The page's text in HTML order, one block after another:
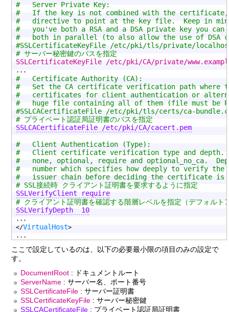
#   Server Private Key:
#   If the key is not combined with the
#   directive to point at the key file.  Keep in
#   you've both a RSA and a DSA private key you can
#   both in parallel (to also allow the use of DSA
#SSLCertificateKeyFile /etc/pki/tls/private/
# サーバー秘密鍵のパスを指定
SSLCertificateKeyFile /etc/pki/CA/private/
#   Certificate Authority (CA):
#   Set the CA certificate verification path where
#   certificates for client authentication or
#   huge file containing all of them (file must be
#SSLCACertificateFile /etc/pki/tls/certs/ca-
# プライベート認証局証明書のパスを指定
SSLCACertificateFile /etc/pki/CA/cacert.pem
#   Client Authentication (Type):
#   Client certificate verification type and depth.
#   none, optional, require and optional_no_ca.
#   number which specifies how deeply to verify
#   issuer chain before deciding the certificate is
# SSL接続時 クライアント証明書を要求するように指定
SSLVerifyClient require
# クライアント証明書を確認する階層レベルを指定（デフォルト
SSLVerifyDepth  10
...
</VirtualHost>
...
ここで設定しているのは、以下の必要最小限の項目のみの設定で
す。
DocumentRoot : ドキュメントルート
ServerName : サーバー名、ポート番号
SSLCertificateFile : サーバー証明書
SSLCertificateKeyFile : サーバー秘密鍵
SSLCACertificateFile : プライベート認証局証明書